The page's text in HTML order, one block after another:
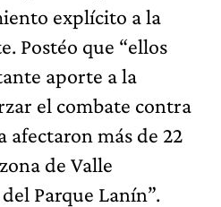
explícito a la
Postéo que “ellos
aporte a la
el combate contra
afectaron más de 22
de Valle
Parque Lanín”.